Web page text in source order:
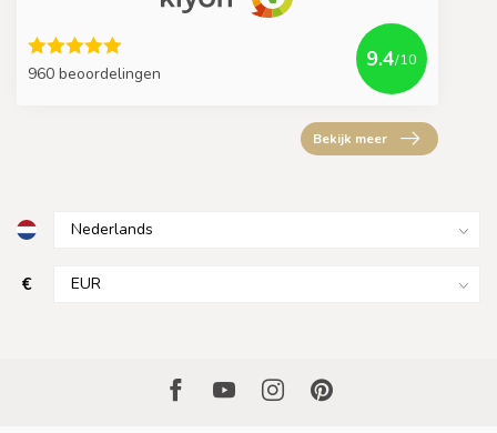
960 beoordelingen
9.4/10
Bekijk meer
€